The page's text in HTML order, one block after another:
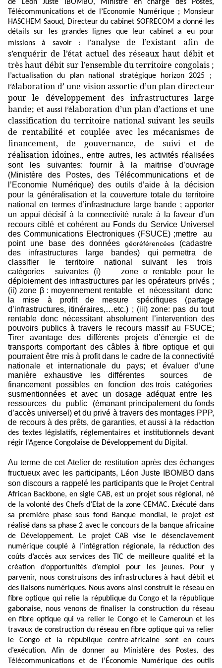
de Léon Juste IBOMBO, Ministre en charge des Postes,
Télécommunications et de l’Economie Numérique ; Monsieur
HASCHEM Saoud, Directeur du cabinet SOFRECOM a donné les
détails sur les grandes lignes que leur cabinet a eu pour
missions à savoir : l’analyse de l’existant afin de
s’enquérir de l’état actuel des réseaux haut débit et
très haut débit sur l’ensemble du territoire congolais ;
l’actualisation du plan national stratégique horizon 2025 ;
l’élaboration d’ une vision assortie d’un plan directeur
pour le développement des infrastructures large
bande; et aussi l’élaboration d’un plan d’actions et une
classification du territoire national suivant les seuils
de rentabilité et couplée avec les mécanismes de
financement, de gouvernance, de suivi et de
réalisation idoines., entre autres, les activités réalisées
sont les suivantes: fournir à la maitrise d’ouvrage
(Ministère des Postes, des Télécommunications et de
l’Economie Numérique) des outils d’aide à la décision
pour la généralisation et la couverture totale du territoire
national en termes d’infrastructure large bande ; apporter
un appui décisif à la connectivité rurale à la faveur d’un
recours ciblé et cohérent au Fonds du Service Universel
des Communications Electroniques (FSUCE) ;mettre au
point une base des données géoréférencées(cadastre
des infrastructures large bandes) qui permettra de
classifier le territoire national suivant les trois
catégories suivantes (i) zone α rentable pour le
déploiement des infrastructures par les opérateurs privés ;
(ii) zone β : moyennement rentable et nécessitant donc
la mise à profit de mesure spécifiques (partage
d’infrastructures, itinéraires,…etc.) ; (iii) zone: pas du tout
rentable donc nécessitant absolument l’intervention des
pouvoirs publics à travers le recours massif au FSUCE;
Tirer avantage des différents projets d’énergie et de
transports comportant des câbles à fibre optique et qui
pourraient être mis à profit dans le cadre de la connectivité
nationale et internationale du pays; et évaluer d’une
manière exhaustive les différentes sources de
financement possibles en fonction des trois catégories
susmentionnées et avec un dosage adéquat entre les
ressources du public (émanant principalement du fonds
d’accès universel) et du privé à travers des montages PPP,
de recours à des prêts, de garanties, et aussi à la rédaction
des textes législatifs, réglementaires et institutionnels devant
régir l’Agence Congolaise de Développement du Digital .
Au terme de cet Atelier de restitution après des échanges
fructueux avec les participants, Léon Juste IBOMBO dans
son discours a rappelé les participants que le Projet Central
African Backbone, en sigle CAB, est un projet sous régional, né
de la volonté des Chefs d’Etat de la zone CEMAC. Exécuté dans
sa première phase sous fond Banque mondial, le projet est
réalisé dans sa phase 2 avec le concours de la banque africaine
de Développement. Le projet CAB vise le désenclavement
numérique couplé à l’intégration régionale, la réduction des
coûts d’accès aux services des TIC de meilleure qualité et la
création d’opportunités d’emploi pour les jeunes. Pour y
parvenir, nous construisons des infrastructures à haut débit et
des liaisons numériques. Nous avons ainsi construit le réseau en
fibre optique qui relie la république du Congo et la république
gabonaise, nous venons de finaliser la construction du réseau
en fibre optique qui va relier le Congo et le Cameroun et les
travaux de construction du réseau en fibre optique qui va relier
le Congo et la république centre-africaine sont en cours
d’exécution. Afin de donner au Ministère des Postes, des
Télécommunications et de l’Économie Numérique des outils